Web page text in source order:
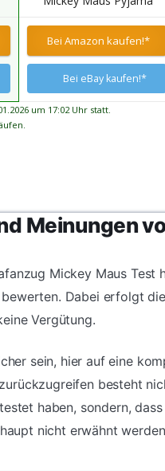
magischen Disney
Nacht!
Bei Amazon kaufen!*
Bei eBay kaufen!*
um 17:02 Uhr statt.
Meinungen
Mickey Maus
Dabei erfolgt
Vergütung.
sein, hier auf eine
besteht
haben, sondern,
nicht erwähnt